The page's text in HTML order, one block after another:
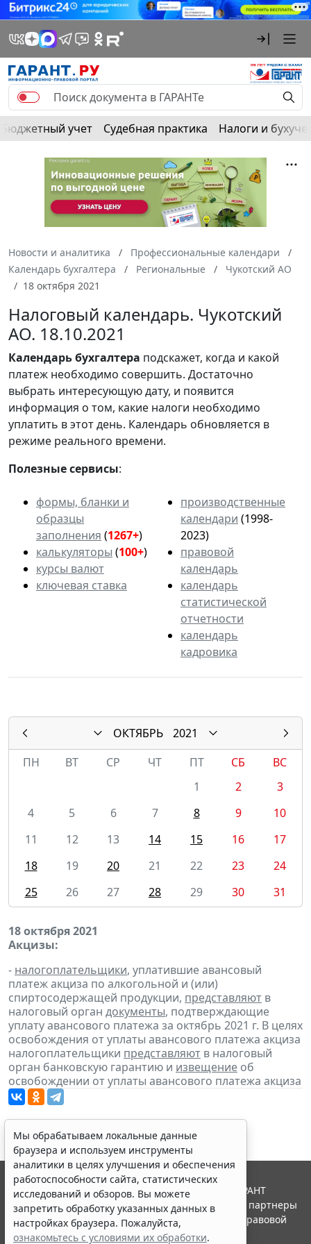
Бюджетный учет Судебная практика Налоги и
Новости и аналитика
Профессиональные календари
Календарь бухгалтера
Региональные
Чукотский АО
18 октября 2021
Налоговый календарь. Чукотский
АО. 18.10.2021
Календарьбухгалтера подскажет, когда и какой
платеж необходимо совершить. Достаточно
выбрать интересующую дату, и появится
информация о том, какие налоги необходимо
уплатить в этот день. Календарь обновляется в
режиме реального времени.
Полезные сервисы:
формы, бланки и
образцы
заполнения (1267+)
калькуляторы (100+)
курсы валют
ключевая ставка
производственные
календари (1998-
2023)
правовой
календарь
календарь
статистической
отчетности
календарь
кадровика
ОКТЯБРЬ
2021
ПН
ВТ СР ЧТ ПТ СБ
ВС
1
2
3
4
5 6 7 8 9
10
11
12 13 14 15 16
17
18
19 20 21 22 23
24
25
26 27 28 29 30 31
18 октября 2021
Акцизы:
- налогоплательщики, уплатившие авансовый
платеж акциза по алкогольной и (или)
спиртосодержащей продукции, представляют в
налоговый орган документы, подтверждающие
уплату авансового платежа за октябрь 2021 г. В целях
освобождения от уплаты авансового платежа акциза
налогоплательщики представляют в налоговый
орган банковскую гарантию и извещение об
освобождении от уплаты авансового платежа акциза
Мы обрабатываем локальные данные
браузера и используем инструменты
аналитики в целях улучшения и обеспечения
работоспособности сайта, статистических
исследований и обзоров. Вы можете
запретить обработку указанных данных в
настройках браузера. Пожалуйста,
ознакомьтесь с условиями их обработки.
© ООО "НПП "ГАРАНТ-СЕРВИС", 2026. Система ГАРАНТ
выпускается с 1990 года. Компания "Гарант" и ее партнеры
являются участниками Российской ассоциации правовой
информации ГАРАНТ.